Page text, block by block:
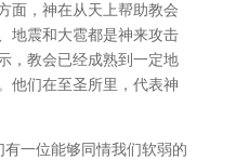
面，神在从天上帮助教会
地震和大雹都是神来攻击
，教会已经成熟到一定地
他们在至圣所里，代表神
一位能够同情我们软弱的